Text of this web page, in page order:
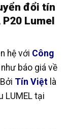
đổi tín
Lumel
hệ với Công
báo giá về
Tín Việt là
LUMEL tại